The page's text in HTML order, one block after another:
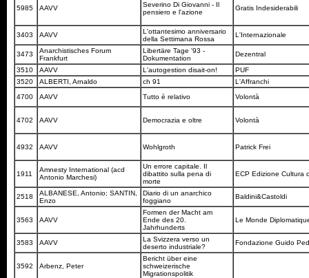
5985 AAVV
Severino Di Giovanni - Il
pensiero e l'azione
Gratis Indesiderabili
3403 AAVV
L'ottantesimo anniversario
della Settimana Rossa
L'Internazionale
3473
Anarchistisches Forum
Frankfurt
Libertäre Tage '93 -
Dokumentation
Dezentral
3510 AAVV L'autogestion disait-on!
PUF
3520
ALBERTI, Arnaldo ch 91
L'Affranchi
4700
AAVV Tutto è relativo Volontà
4702 AAVV Democrazia e oltre Volontà
4932 AAVV Wohlgroth Patrick Frei
1911
Amnesty International (acd
Antonio Marchesi)
Un errore capitale. Il
dibattito sulla pena di
morte
ECP Edizione Cultura
2518
ALBANESE, Antonio; SANTIN,
Enzo
Diario di un anarchico
foggiano
Baldini&Castoldi
3563 AAVV
Formen der Macht am
Ende des 20.
Jahrhunderts
Le Monde
3583 AAVV
La Svizzera verso un
deserto industriale?
Fondazione Guido
3592 Arbenz, Peter
Bericht über eine
schweizerische
Migrationspolitik